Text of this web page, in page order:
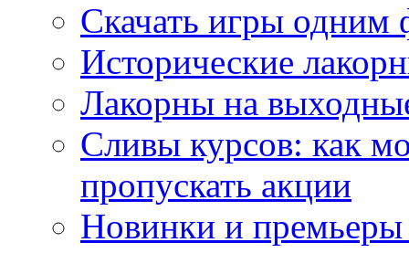
Скачать игры одним
Исторические
Лакорны на
Сливы курсов: как
пропускать акции
Новинки и